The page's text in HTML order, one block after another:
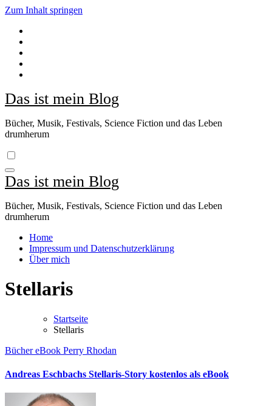
Zum Inhalt springen
Das ist mein Blog
Bücher, Musik, Festivals, Science Fiction und das Leben
drumherum
Das ist mein Blog
Bücher, Musik, Festivals, Science Fiction und das Leben
drumherum
Home
Impressum und Datenschutzerklärung
Über mich
Stellaris
Startseite
Stellaris
BüchereBook Perry Rhodan
Andreas Eschbachs Stellaris-Story kostenlos als eBook